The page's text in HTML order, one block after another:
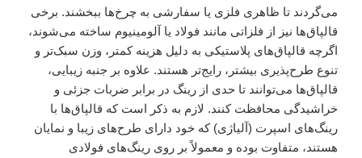
می‌گردند تا ظاهری فلزی یا سفارشی به چرخ‌ها ببخشند. برخی
قالپاق‌ها نیز از فلزاتی مانند فولاد یا آلومینیوم ساخته می‌شوند،
اگرچه قالپاق‌های پلاستیکی به دلیل هزینه کمتر، وزن سبک‌تر و
تنوع طرح‌پذیری بیشتر، رایج‌تر هستند. علاوه بر جنبه زیبایی،
قالپاق‌ها می‌توانند تا حدی از رینگ در برابر ضربات جزئی و
خراشیدگی محافظت کنند. لازم به ذکر است که قالپاق‌ها با
رینگ‌های اسپرت (آلیاژی) که خود دارای طرح‌های زیبا و نمایان
هستند، متفاوت بوده و معمولاً بر روی رینگ‌های فولادی